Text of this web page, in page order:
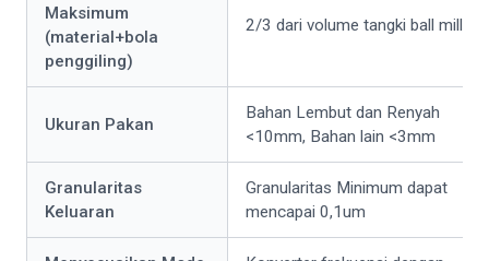
Maksimum
(material+bola
penggiling)
2/3 dari volume tangki ball mill
Ukuran Pakan
Bahan Lembut dan Renyah
<10mm, Bahan lain <3mm
Granularitas
Keluaran
Granularitas Minimum dapat
mencapai 0,1um